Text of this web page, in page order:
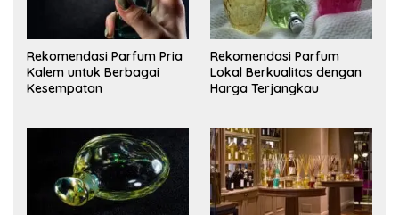
Rekomendasi Parfum Pria
Kalem untuk Berbagai
Kesempatan
Rekomendasi Parfum
Lokal Berkualitas dengan
Harga Terjangkau